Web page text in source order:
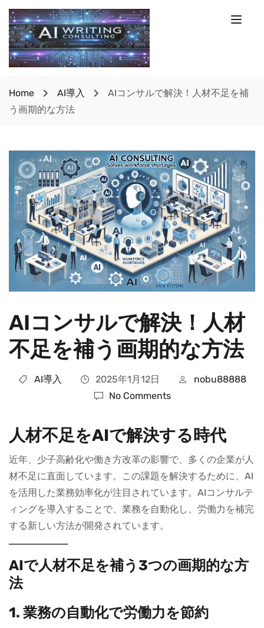
Home AI導入
AIコンサルで解決！人材不足を補
う画期的な方法
AIコンサルで解決！人材
不足を補う画期的な方法
AI導入 2025年1月12日
nobu88888
No Comments
人材不足をAIで解決する時代
近年、少子高齢化や働き方改革の影響で、多くの企業が人
材不足に直面しています。この課題を解決するために、AI
を活用した業務効率化が注目されています。AIコンサルテ
ィングを導入することで、業務を自動化し、労働力を補完
する新しい方法が開発されています。
AIで人材不足を補う3つの画期的な方
法
1. 業務の自動化で労働力を節約